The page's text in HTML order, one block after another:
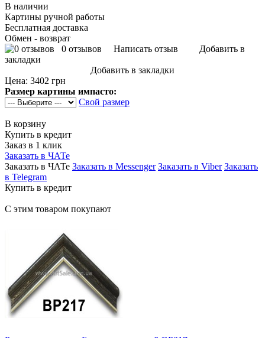
В наличии
Картины ручной работы
Бесплатная доставка
Обмен - возврат
0 отзывов
Написать отзыв
Добавить в
закладки
Добавить в закладки
Цена: 3402 грн
Размер картины импасто:
Свой размер
В корзину
Купить в кредит
Заказ в 1 клик
Заказать в ЧАТе
Заказать в ЧАТе Заказать в Messenger Заказать в Viber Заказать
в Telegram
Купить в кредит
С этим товаром покупают